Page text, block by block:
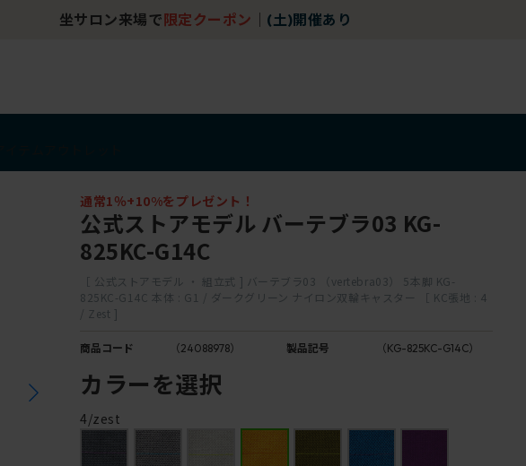
坐サロン来場で 限定クーポン (土)開催あり
通常1％+10%をプレゼント！
公式ストアモデル バーテブラ03 KG-
825KC-G14C
［ 公式ストアモデル ・ 組立式 ] バーテブラ03 （vertebra03） 5本脚 KG-
825KC-G14C 本体 : G1 / ダークグリーン ナイロン双輪キャスター ［ KC張地 : 4
/ Zest ]
商品コード （24088978） 製品記号 （KG-825KC-G14C）
カラーを選択
4/zest